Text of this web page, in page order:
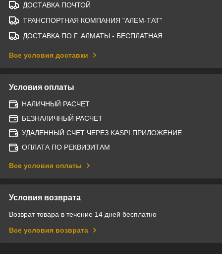
ДОСТАВКА ПОЧТОЙ
ТРАНСПОРТНАЯ КОМПАНИЯ "АЛЕМ-ТАТ"
ДОСТАВКА ПО Г. АЛМАТЫ - БЕСПЛАТНАЯ
Все условия доставки
Условия оплаты
НАЛИЧНЫЙ РАСЧЕТ
БЕЗНАЛИЧНЫЙ РАСЧЕТ
УДАЛЕННЫЙ СЧЕТ ЧЕРЕЗ KASPI ПРИЛОЖЕНИЕ
ОПЛАТА ПО РЕКВИЗИТАМ
Все условия оплаты
Условия возврата
Возврат товара в течение 14 дней бесплатно
Все условия возврата